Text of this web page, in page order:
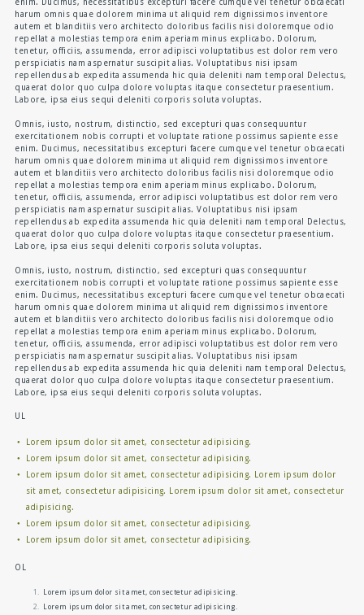
enim. Ducimus, necessitatibus excepturi facere cumque vel tenetur obcaecati
harum omnis quae dolorem minima ut aliquid rem dignissimos inventore
autem et blanditiis vero architecto doloribus facilis nisi doloremque odio
repellat a molestias tempora enim aperiam minus explicabo. Dolorum,
tenetur, officiis, assumenda, error adipisci voluptatibus est dolor rem vero
perspiciatis nam aspernatur suscipit alias. Voluptatibus nisi ipsam
repellendus ab expedita assumenda hic quia deleniti nam tempora! Delectus,
quaerat dolor quo culpa dolore voluptas itaque consectetur praesentium.
Labore, ipsa eius sequi deleniti corporis soluta voluptas.
Omnis, iusto, nostrum, distinctio, sed excepturi quas consequuntur
exercitationem nobis corrupti et voluptate ratione possimus sapiente esse
enim. Ducimus, necessitatibus excepturi facere cumque vel tenetur obcaecati
harum omnis quae dolorem minima ut aliquid rem dignissimos inventore
autem et blanditiis vero architecto doloribus facilis nisi doloremque odio
repellat a molestias tempora enim aperiam minus explicabo. Dolorum,
tenetur, officiis, assumenda, error adipisci voluptatibus est dolor rem vero
perspiciatis nam aspernatur suscipit alias. Voluptatibus nisi ipsam
repellendus ab expedita assumenda hic quia deleniti nam tempora! Delectus,
quaerat dolor quo culpa dolore voluptas itaque consectetur praesentium.
Labore, ipsa eius sequi deleniti corporis soluta voluptas.
Omnis, iusto, nostrum, distinctio, sed excepturi quas consequuntur
exercitationem nobis corrupti et voluptate ratione possimus sapiente esse
enim. Ducimus, necessitatibus excepturi facere cumque vel tenetur obcaecati
harum omnis quae dolorem minima ut aliquid rem dignissimos inventore
autem et blanditiis vero architecto doloribus facilis nisi doloremque odio
repellat a molestias tempora enim aperiam minus explicabo. Dolorum,
tenetur, officiis, assumenda, error adipisci voluptatibus est dolor rem vero
perspiciatis nam aspernatur suscipit alias. Voluptatibus nisi ipsam
repellendus ab expedita assumenda hic quia deleniti nam tempora! Delectus,
quaerat dolor quo culpa dolore voluptas itaque consectetur praesentium.
Labore, ipsa eius sequi deleniti corporis soluta voluptas.
UL
Lorem ipsum dolor sit amet, consectetur adipisicing.
Lorem ipsum dolor sit amet, consectetur adipisicing.
Lorem ipsum dolor sit amet, consectetur adipisicing. Lorem ipsum dolor
sit amet, consectetur adipisicing. Lorem ipsum dolor sit amet, consectetur
adipisicing.
Lorem ipsum dolor sit amet, consectetur adipisicing.
Lorem ipsum dolor sit amet, consectetur adipisicing.
OL
Lorem ipsum dolor sit amet, consectetur adipisicing.
Lorem ipsum dolor sit amet, consectetur adipisicing.